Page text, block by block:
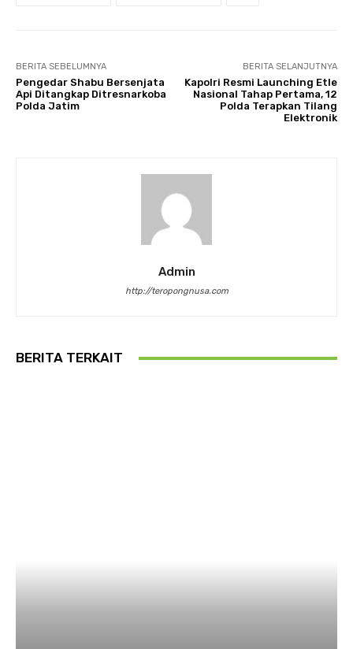
BERITA SEBELUMNYA
Pengedar Shabu Bersenjata
Api Ditangkap Ditresnarkoba
Polda Jatim
BERITA SELANJUTNYA
Kapolri Resmi Launching Etle
Nasional Tahap Pertama, 12
Polda Terapkan Tilang
Elektronik
Admin
http://teropongnusa.com
BERITA TERKAIT